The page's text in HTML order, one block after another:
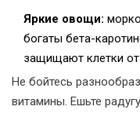
Яркие овощи:
богаты бета-
защищают клетки
Не бойтесь
витамины. Ешьте